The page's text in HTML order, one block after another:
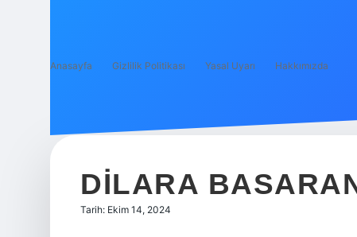
Anasayfa Gizlilik Politikası Yasal Uyarı Hakkımızda
DILARA
Tarih: Ekim 14, 2024